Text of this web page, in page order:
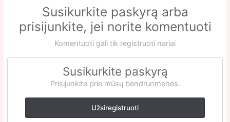
Susikurkite paskyrą arba
prisijunkite, jei norite komentuoti
Komentuoti gali tik registruoti nariai
Susikurkite paskyrą
Prisijunkite prie mūsų bendruomenės.
Užsiregistruoti